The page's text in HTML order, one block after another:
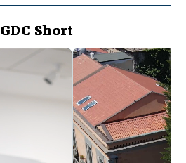
GDC Short